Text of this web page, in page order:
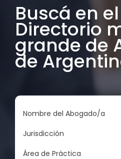
Buscá en el
Directorio
grande de
de
Nombre del Abogado/a
Jurisdicción
Área de Práctica